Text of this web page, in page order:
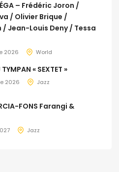
– Frédéric Joron /
/ Olivier Brique /
/ Jean-Louis Deny / Tessa
2026 World
TYMPAN « SEXTET »
2026 Jazz
FONS Farangi &
Jazz